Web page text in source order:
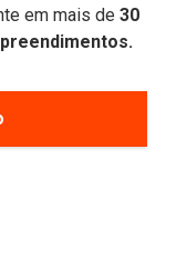
em mais de 30